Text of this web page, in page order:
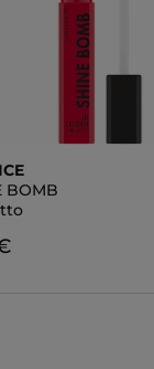
BOMB